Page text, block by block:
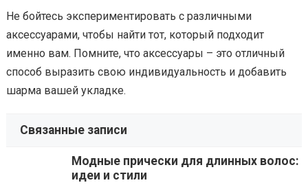
Не бойтесь экспериментировать с различными
аксессуарами, чтобы найти тот, который подходит
именно вам. Помните, что аксессуары – это отличный
способ выразить свою индивидуальность и добавить
шарма вашей укладке.
Связанные записи
Модные прически для длинных волос:
идеи и стили